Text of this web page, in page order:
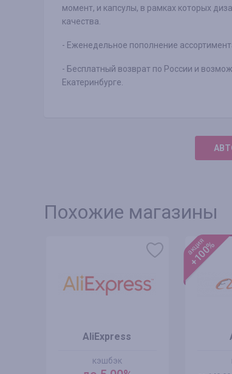
момент, и капсулы, в рамках которых
качества.
- Еженедельное пополнение
- Бесплатный возврат по России и
Екатеринбурге.
Похожие магазины
AliExpress
кэшбэк
акция
+100%